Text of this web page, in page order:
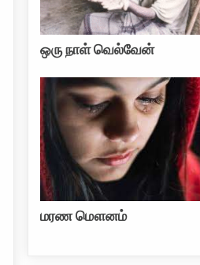
ஒரு நாள் வெல்வேன்
மரண மௌனம்